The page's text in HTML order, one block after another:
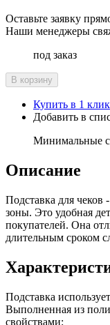
Оставьте заявку
Наши менеджеры
под заказ
В корзину
Купить в 1 клик
Добавить в
Минимальные
Описание
Подставка для чеков
зоны. Это удобная
покупателей. Она
длительным сроком
Подставка
Выполненная из
свойствами: